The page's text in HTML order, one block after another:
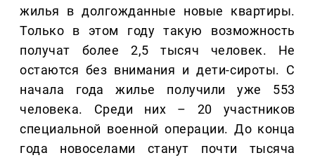
жилья в долгожданные новые квартиры.
Только в этом году такую возможность
получат более 2,5 тысяч человек. Не
остаются без внимания и дети-сироты. С
начала года жилье получили уже 553
человека. Среди них – 20 участников
специальной военной операции. До конца
года новоселами станут почти тысяча